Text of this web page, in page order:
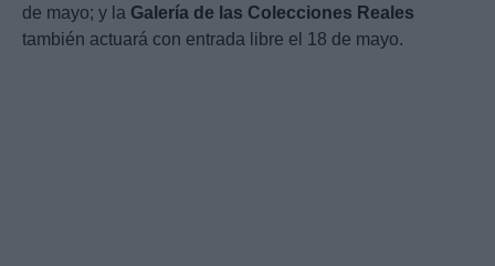
de mayo; y la Galería de las Colecciones Reales
también actuará con entrada libre el 18 de mayo.